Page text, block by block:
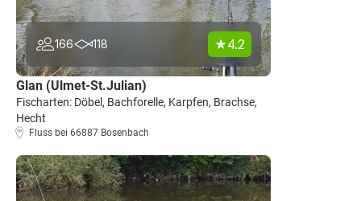
166 118 4.2
Glan (Ulmet-St.Julian)
Fischarten: Döbel, Bachforelle, Karpfen, Brachse,
Hecht
Fluss bei 66887 Bosenbach